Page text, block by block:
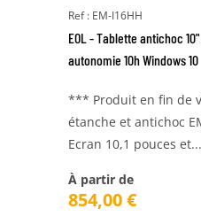
Ref : EM-I16HH
EOL - Tablette antichoc
autonomie 10h Windows 10
*** Produit en fin de
étanche et antichoc
Ecran 10,1 pouces et...
À partir de
854,00€